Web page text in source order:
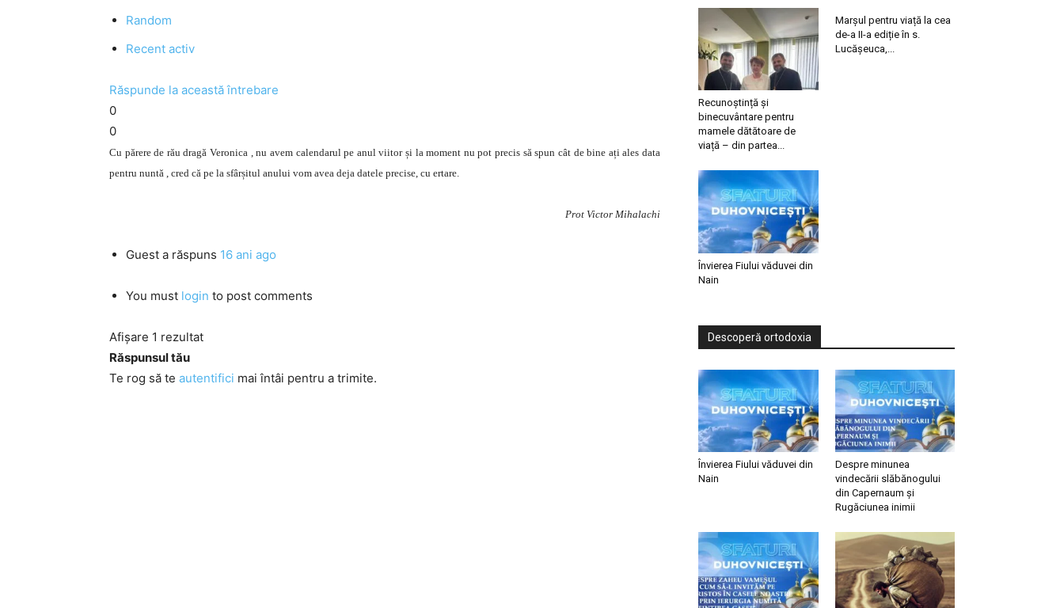
Random
Recent activ
Răspunde la această întrebare
0
0
Cu părere de rău dragă Veronica , nu avem calendarul pe anul viitor și la moment nu pot precis să spun cât de bine ați ales data
pentru nuntă , cred că pe la sfârșitul anului vom avea deja datele precise, cu ertare.
Prot Victor Mihalachi
Guest a răspuns 16 ani ago
You must login to post comments
Afișare 1 rezultat
Răspunsul tău
Te rog să te autentifici mai întâi pentru a trimite.
Recunoștință și
binecuvântare pentru
mamele dătătoare de
viață – din partea...
Marșul pentru viață la cea
de-a II-a ediție în s.
Lucășeuca,...
Învierea Fiului văduvei din
Nain
Descoperă ortodoxia
Învierea Fiului văduvei din
Nain
Despre minunea
vindecării slăbănogului
din Capernaum și
Rugăciunea inimii